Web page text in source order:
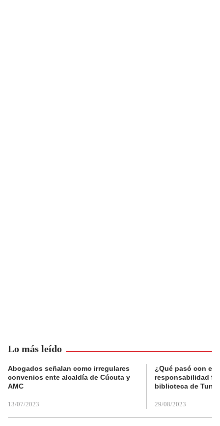
Lo más leído
Abogados señalan como irregulares
convenios ente alcaldía de Cúcuta y
AMC
13/07/2023
¿Qué pasó con el
responsabilidad
biblioteca de
29/08/2023